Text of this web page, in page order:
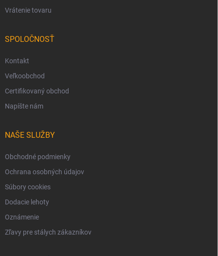
Vrátenie tovaru
SPOLOČNOSŤ
Kontakt
Veľkoobchod
Certifikovaný obchod
Napíšte nám
NAŠE SLUŽBY
Obchodné podmienky
Ochrana osobných údajov
Súbory cookies
Dodacie lehoty
Oznámenie
Zľavy pre stálych zákazníkov